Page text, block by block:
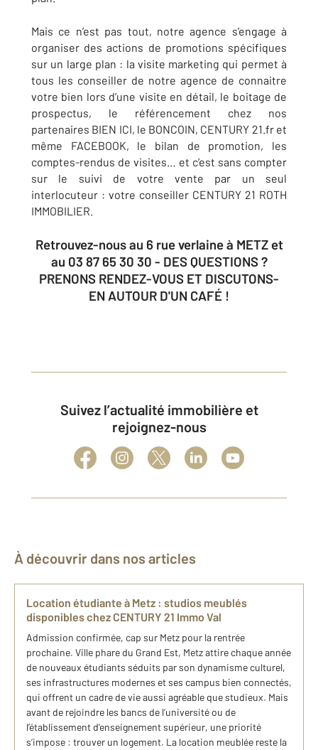
Mais ce n’est pas tout, notre agence s’engage à
organiser des actions de promotions spécifiques
sur un large plan : la visite marketing qui permet à
tous les conseiller de notre agence de connaitre
votre bien lors d’une visite en détail, le boitage de
prospectus, le référencement chez nos
partenaires BIEN ICI, le BONCOIN, CENTURY 21.fr et
même FACEBOOK, le bilan de promotion, les
comptes-rendus de visites… et c’est sans compter
sur le suivi de votre vente par un seul
interlocuteur : votre conseiller CENTURY 21 ROTH
IMMOBILIER.
Retrouvez-nous au 6 rue verlaine à METZ et
au 03 87 65 30 30 - DES QUESTIONS ?
PRENONS RENDEZ-VOUS ET DISCUTONS-
EN AUTOUR D'UN CAFÉ !
Suivez l’actualité immobilière et
rejoignez-nous
À découvrir dans nos articles
Location étudiante à Metz : studios meublés
disponibles chez CENTURY 21 Immo Val
Admission confirmée, cap sur Metz pour la rentrée
prochaine. Ville phare du Grand Est, Metz attire chaque année
de nouveaux étudiants séduits par son dynamisme culturel,
ses infrastructures modernes et ses campus bien connectés,
qui offrent un cadre de vie aussi agréable que studieux. Mais
avant de rejoindre les bancs de l’université ou de
l’établissement d’enseignement supérieur, une priorité
s’impose : trouver un logement. La location meublée reste la